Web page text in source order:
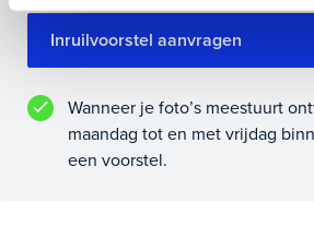
Inruilvoorstel aanvragen
Wanneer je foto’s meestuurt
maandag tot en met vrijdag
een voorstel.